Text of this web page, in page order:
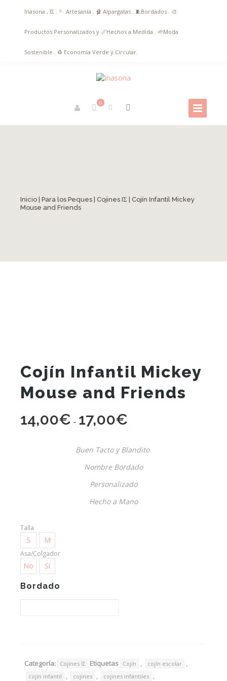
Inasona , ΙΣ . 🪡 Artesanía . 🩰 Alpargatas . 🧵Bordados . 🎨
Productos Personalizados y 📏Hechos a Medida . 🌱Moda
Sostenible . ♻️ Economía Verde y Circular.
0
Inicio Para los Peques Cojines IΣ | Cojín Infantil Mickey
Mouse and Friends
Cojín Infantil Mickey
Mouse and Friends
14,00€ - 17,00€
precios:
14,00€
hasta
17,00€
Buen Tacto y Blandito
Nombre Bordado
Personalizado
Hecho a Mano
Talla
S M
Asa/Colgador
No Sí
Bordado
Categoría: Cojines IΣ Etiquetas Cojín , cojín escolar ,
cojín infantil , cojines , cojines infantiles ,